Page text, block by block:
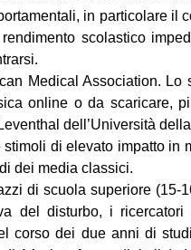
in particolare il
scolastico
Medical Association. Lo
online o da scaricare,
dell’Università
di elevato impatto in
dei media classici.
di scuola superiore
del disturbo, i ricercatori
corso dei due anni di